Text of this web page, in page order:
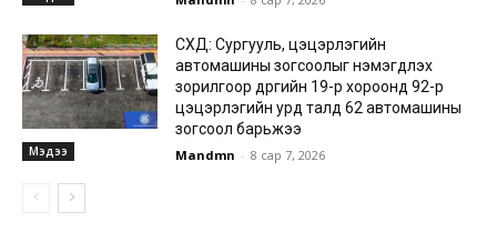
Мэдээ
СХД: Сургууль, цэцэрлэгийн
автомашины зогсоолыг нэмэгдүүлэх
зорилгоор дүүргийн 19-р хороонд 92-р
цэцэрлэгийн урд талд 62 автомашины
зогсоол барьжээ
Mandmn - 8 сар 7, 2026